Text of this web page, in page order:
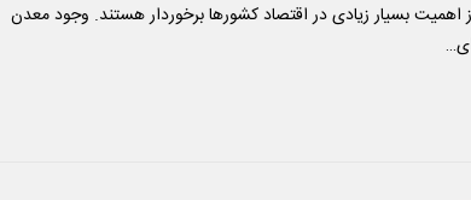
اهمیت بسیار زیادی در اقتصاد کشورها برخوردار هستند. وجود معدن